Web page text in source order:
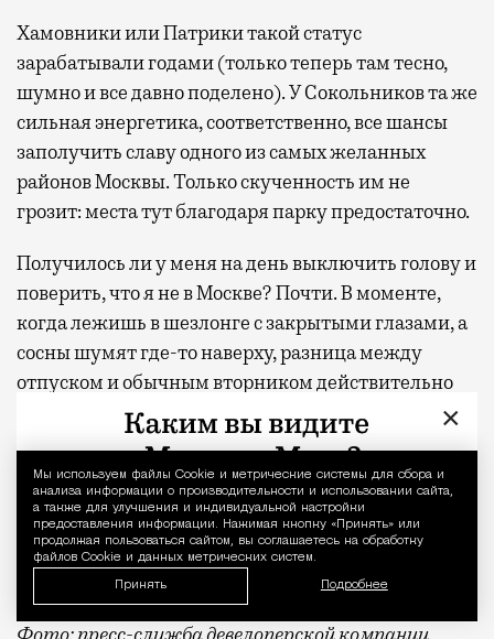
Уведомление
Мы используем файлы Сookie и метрические системы для сбора и
анализа информации о производительности и использовании сайта,
а также для улучшения и индивидуальной настройки
предоставления информации. Нажимая кнопку «Принять» или
продолжая пользоваться сайтом, вы соглашаетесь на обработку
файлов Cookie и данных метрических систем.
Принять Подробнее
Хамовники или Патрики такой статус
зарабатывали годами (только теперь там тесно,
шумно и все давно поделено). У Сокольников та же
сильная энергетика, соответственно, все шансы
заполучить славу одного из самых желанных
районов Москвы. Только скученность им не
грозит: места тут благодаря парку предостаточно.
Получилось ли у меня на день выключить голову и
поверить, что я не в Москве? Почти. В моменте,
когда лежишь в шезлонге с закрытыми глазами, а
сосны шумят где-то наверху, разница между
отпуском и обычным вторником действительно
стирается. Домой я вернулась пешком, а не через
аэропорт, но ощущение осталось то же — будто
только что откуда-то издалека приехала
отдохнувшей.
С проектной декларацией можно ознакомиться по
×